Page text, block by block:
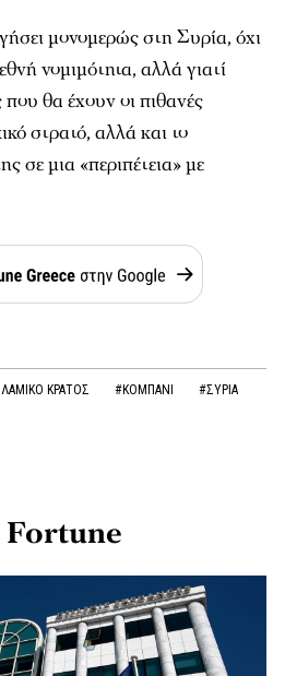
μονομερώς στη Συρία, όχι
νομιμότητα, αλλά γιατί
που θα έχουν οι πιθανές
στρατό, αλλά και το
σε μια «περιπέτεια» με
ΚΡΑΤΟΣ #ΚΟΜΠΑΝΙ
#ΣΥΡΙΑ
Fortune